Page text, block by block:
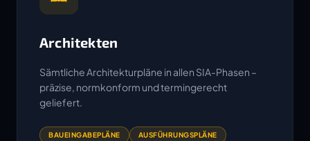
Architekten
Sämtliche Architekturpläne in allen SIA-Phasen –
präzise, normkonform und termingerecht
geliefert.
BAUEINGABEPLÄNE AUSFÜHRUNGSPLÄNE